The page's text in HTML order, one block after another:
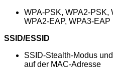
WPA-PSK, WPA2-PSK,
WPA2-EAP, WPA3-EAP
SSID/ESSID
SSID-Stealth-Modus
auf der MAC-Adresse